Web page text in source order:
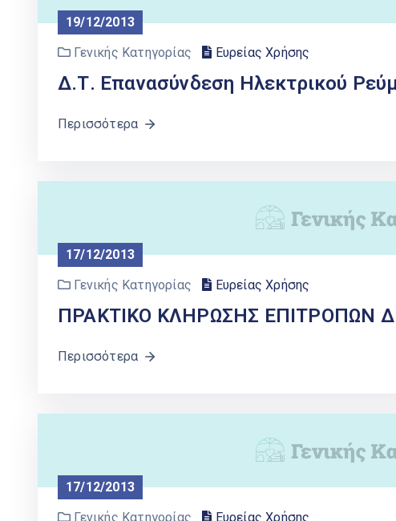
19/12/2013
Γενικής Κατηγορίας
Ευρείας Χρήσης
Δ.Τ. Επανασύνδεση Ηλεκτρικού
Περισσότερα
17/12/2013
Γενικής Κατηγορίας
Ευρείας Χρήσης
ΠΡΑΚΤΙΚΟ ΚΛΗΡΩΣΗΣ ΕΠΙΤΡΟΠΩΝ
Περισσότερα
17/12/2013
Γενικής Κατηγορίας
Ευρείας Χρήσης